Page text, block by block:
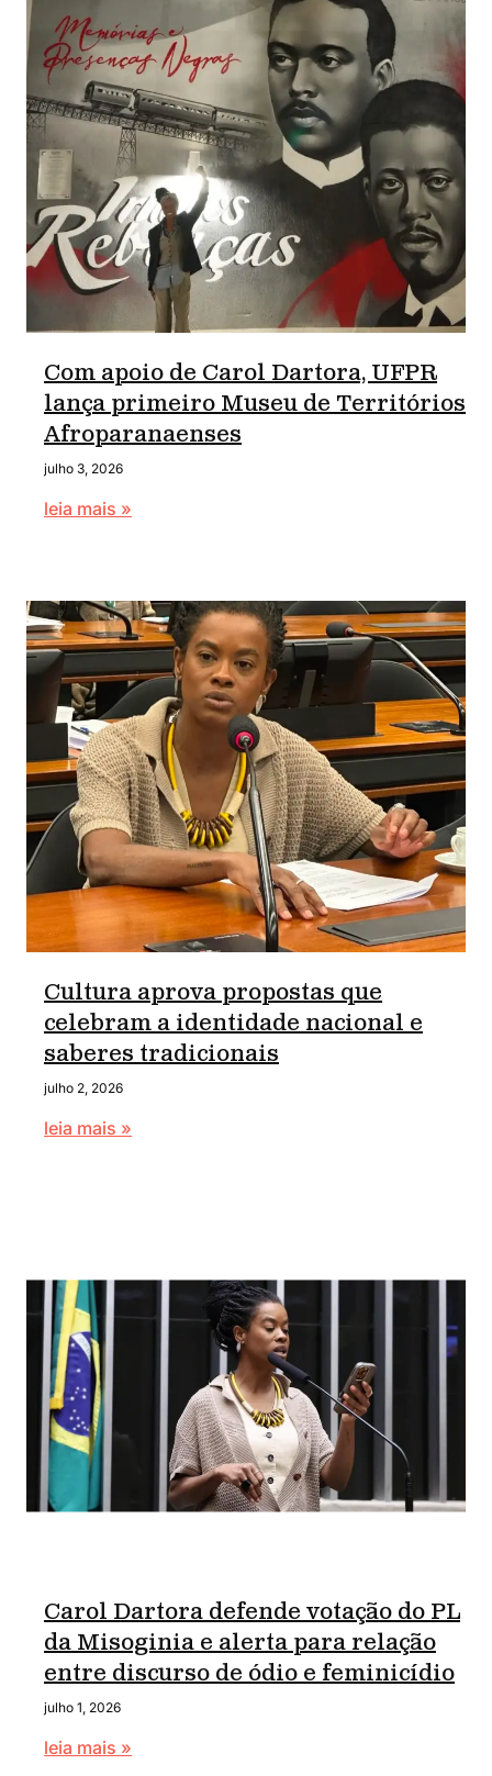
Com apoio de Carol Dartora, UFPR
lança primeiro Museu de Territórios
Afroparanaenses
julho 3, 2026
leia mais »
Cultura aprova propostas que
celebram a identidade nacional e
saberes tradicionais
julho 2, 2026
leia mais »
Carol Dartora defende votação do PL
da Misoginia e alerta para relação
entre discurso de ódio e feminicídio
julho 1, 2026
leia mais »